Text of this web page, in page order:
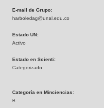
E-mail de Grupo:
harboledag@unal.edu.co
Estado UN:
Activo
Estado en Scienti:
Categorizado
Categoría en Minciencias:
B